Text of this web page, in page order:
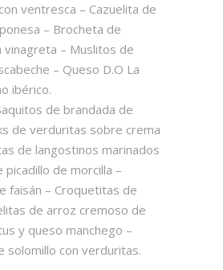
ventresca – Cazuelita de
– Brocheta de
vinagreta – Muslitos de
– Queso D.O La
ibérico.
de brandada de
de verduritas sobre crema
de langostinos marinados
picadillo de morcilla –
faisán – Croquetitas de
de arroz cremoso de
y queso manchego –
solomillo con verduritas.